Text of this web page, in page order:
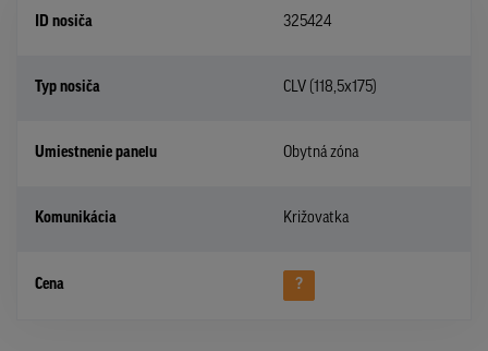
ID nosiča 325424
Typ nosiča CLV (118,5x175)
Umiestnenie panelu Obytná zóna
Komunikácia Križovatka
Cena ?